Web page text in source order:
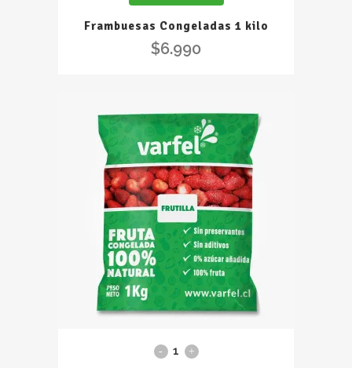
quantity
Frambuesas Congeladas 1 kilo
$6.990
Frutillas